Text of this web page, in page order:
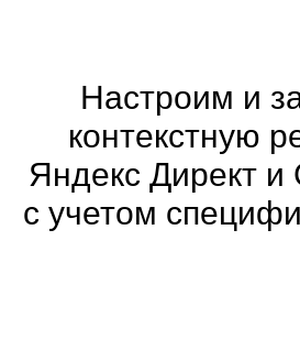
Настроим и
контекстную
Яндекс Директ и
с учетом